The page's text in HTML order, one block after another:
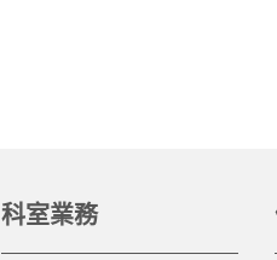
科室業務